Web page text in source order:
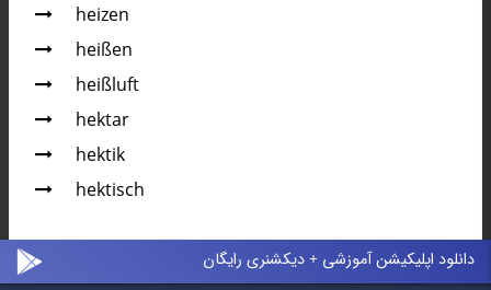
heizen
heißen
heißluft
hektar
hektik
hektisch
دانلود اپلیکیشن آموزشی + دیکشنری رایگان